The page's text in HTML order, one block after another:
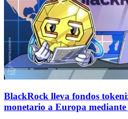
BlackRock lleva fondos
monetario a Europa